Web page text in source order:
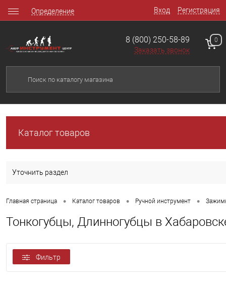
Вход Регистрация
Определение
8 (800) 250-58-89
Заказать звонок
0
Каталог товаров
Уточнить раздел
Главная страница • Каталог товаров • Ручной инструмент •
Тонкогубцы, Длинногубцы в
Фильтр